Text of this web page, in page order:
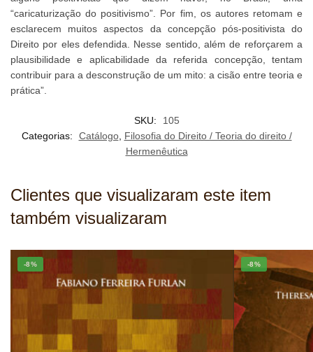
“caricaturização do positivismo”. Por fim, os autores retomam e
esclarecem muitos aspectos da concepção pós-positivista do
Direito por eles defendida. Nesse sentido, além de reforçarem a
plausibilidade e aplicabilidade da referida concepção, tentam
contribuir para a desconstrução de um mito: a cisão entre teoria e
prática”.
SKU:
105
Categorias:
Catálogo, Filosofia do Direito / Teoria do direito /
Hermenêutica
Clientes que visualizaram este item
também visualizaram
-8% -8%